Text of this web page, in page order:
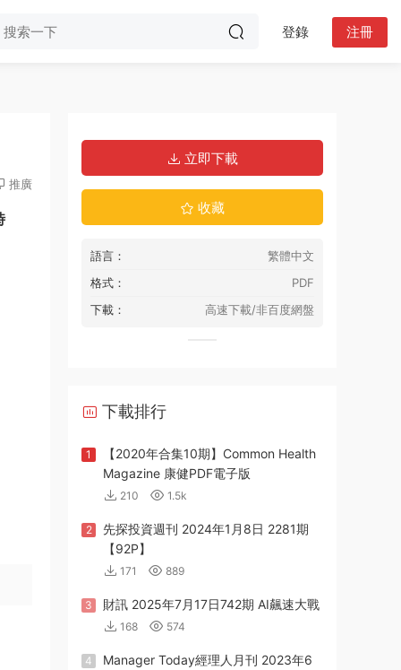
登錄 注冊
推廣
立即下載
收藏
語言：
繁體中文
格式：
PDF
下載：
高速下載/非百度網盤
下載排行
1
【2020年合集10期】Common Health
Magazine 康健PDF電子版
210 1.5k
2
先探投資週刊 2024年1月8日 2281期
【92P】
171 889
3 財訊 2025年7月17日742期 AI飆速大戰
168 574
4
Manager Today經理人月刊 2023年6